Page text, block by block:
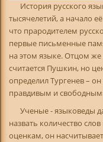
История русского
тысячелетий, а начало
что прародителем
первые письменные
на этом языке. Отцом
считается Пушкин, но
определил Тургенев –
правдивым и
Ученые - языковеды
назвать количество
оценкам, он